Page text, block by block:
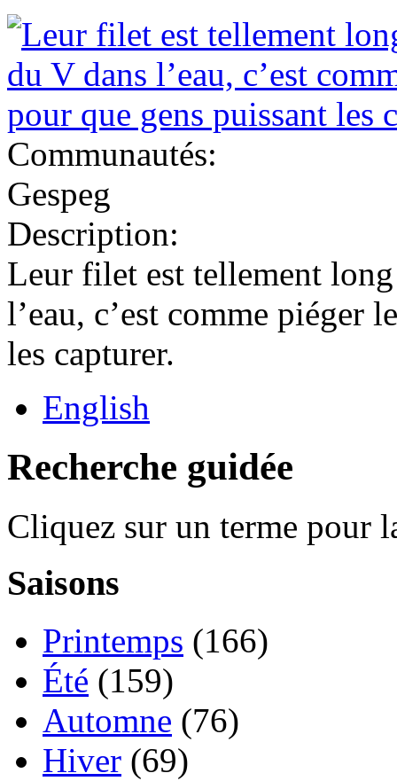
Communautés:
Gespeg
Description:
Leur filet est tellement
l’eau, c’est comme piéger
les capturer.
English
Recherche guidée
Cliquez sur un terme pour
Saisons
Printemps (166)
Été (159)
Automne (76)
Hiver (69)